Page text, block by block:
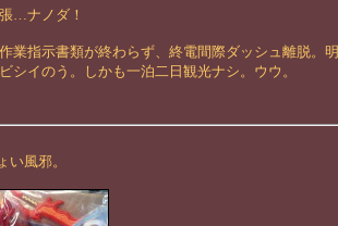
…ナノダ！
業指示書類が終わらず、終電間際ダッシュ離脱。
シイのう。しかも一泊二日観光ナシ。ウウ。
い風邪。